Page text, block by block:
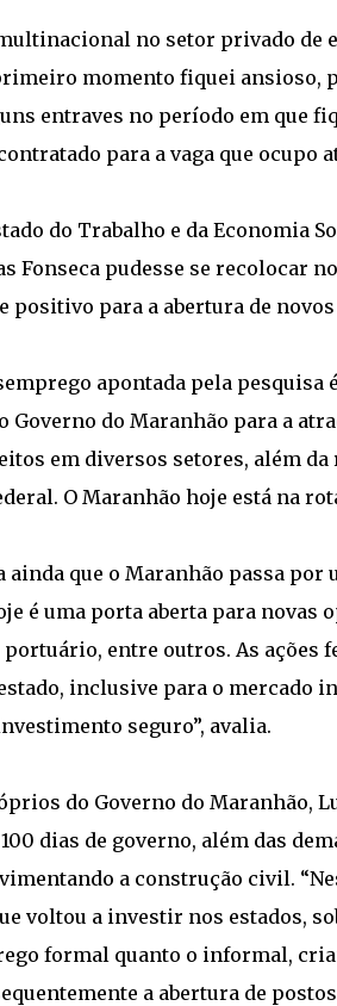
no setor privado de
momento fiquei ansioso,
entraves no período em que
para a vaga que ocupo
do Trabalho e da Economia
Fonseca pudesse se recolocar
positivo para a abertura de
apontada pela
do Maranhão para a
em diversos setores, além
O Maranhão hoje está na
ainda que o Maranhão passa
é uma porta aberta para novas
entre outros. As ações
inclusive para o mercado
seguro”, avalia.
do Governo do Maranhão,
dias de governo, além das
a construção civil.
voltou a investir nos estados,
formal quanto o informal,
a abertura de